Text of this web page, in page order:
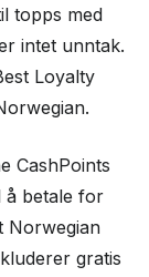
topps med
intet unntak.
Loyalty
CashPoints
å betale for
Norwegian
gratis